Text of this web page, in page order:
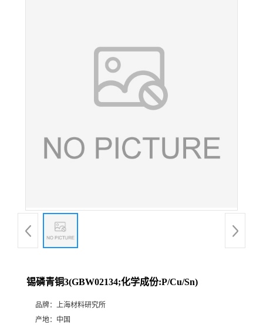
锡磷青铜3(GBW02134;化学成份:P/Cu/Sn)
品牌： 上海材料研究所
产地： 中国